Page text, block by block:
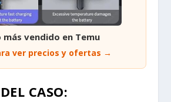
más vendido en Temu
ver precios y ofertas →
CASO: